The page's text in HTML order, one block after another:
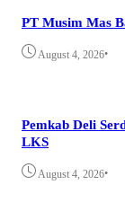
PT Musim Mas
August 4, 2026•
Pemkab Deli
LKS
August 4, 2026•